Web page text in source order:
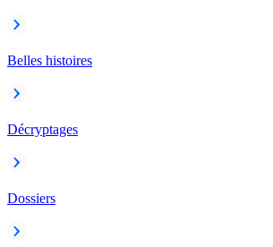
Belles histoires
Décryptages
Dossiers